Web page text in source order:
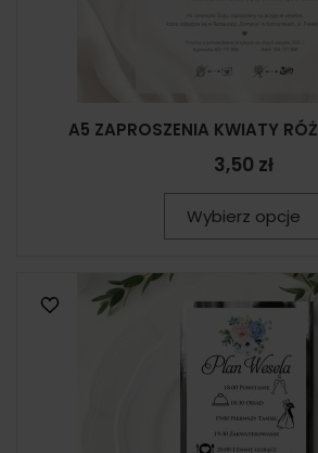
A5 ZAPROSZENIA KWIATY
3,50 zł
Wybierz opcje